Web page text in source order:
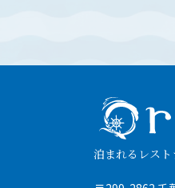
泊まれるレス